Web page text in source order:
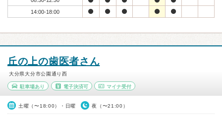
14:00-18:00
丘の上の歯医者さん
大分県大分市公園通り西
駐車場あり 電子決済可 マイナ受付
土曜（〜18:00）・日曜 夜（〜21:00）